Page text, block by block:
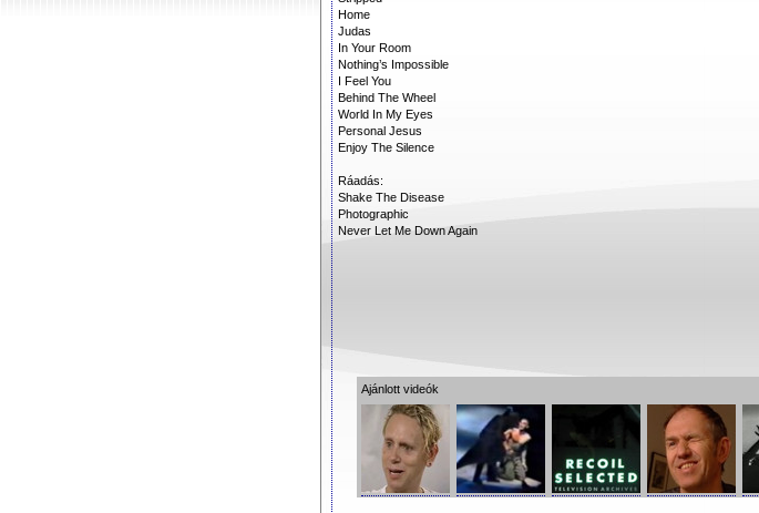
Home
Judas
In Your Room
Nothing’s Impossible
I Feel You
Behind The Wheel
World In My Eyes
Personal Jesus
Enjoy The Silence
Ráadás:
Shake The Disease
Photographic
Never Let Me Down Again
Ajánlott videók